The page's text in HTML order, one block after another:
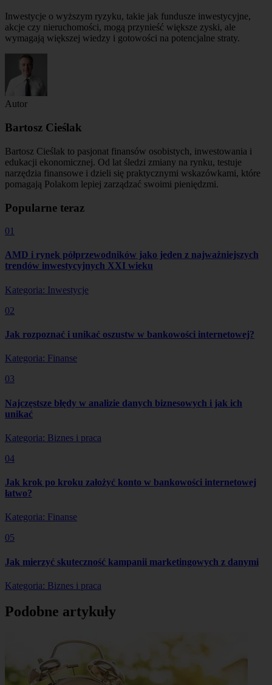
Inwestycje o wyższym ryzyku, takie jak fundusze inwestycyjne,
akcje czy nieruchomości, mogą przynieść większe zyski, ale
wymagają większej wiedzy i gotowości na potencjalne straty.
Autor
Bartosz Cieślak
Bartosz Cieślak to pasjonat finansów osobistych, inwestowania i
edukacji ekonomicznej. Od lat śledzi zmiany na rynku, testuje
narzędzia finansowe i dzieli się praktycznymi wskazówkami, które
pomagają Polakom lepiej zarządzać swoimi pieniędzmi.
Popularne teraz
01
AMD i rynek półprzewodników jako jeden z najważniejszych
trendów inwestycyjnych XXI wieku
Kategoria: Inwestycje
02
Jak rozpoznać i unikać oszustw w bankowości internetowej?
Kategoria: Finanse
03
Najczęstsze błędy w analizie danych biznesowych i jak ich
unikać
Kategoria: Biznes i praca
04
Jak krok po kroku założyć konto w bankowości internetowej
łatwo?
Kategoria: Finanse
05
Jak mierzyć skuteczność kampanii marketingowych z danymi
Kategoria: Biznes i praca
Podobne artykuły